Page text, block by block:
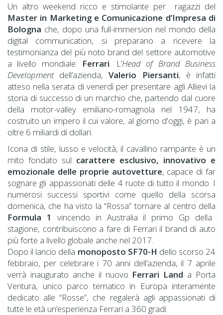
Un altro weekend ricco e stimolante per ragazzi del
Master in Marketing e Comunicazione d’Impresa di
Bologna che, dopo una full-immersion nel mondo della
digital communication, si preparano a ricevere la
testimonianza del più noto brand del settore automotive
a livello mondiale: Ferrari. L’Head of Brand Business
Development dell’azienda,Valerio Piersanti, è infatti
atteso nella serata di venerdì per presentare agli Allievi la
storia di successo di un marchio che, partendo dal cuore
della motor-valley emiliano-romagnola nel 1947, ha
costruito un impero il cui valore, al giorno d'oggi, è pari a
oltre 6 miliardi di dollari.
Icona di stile, lusso e velocità, il cavallino rampante è un
mito fondato sul carattere esclusivo, innovativo e
emozionale delle proprie autovetture, capace di far
sognare gli appassionati delle 4 ruote di tutto il mondo. I
numerosi successi sportivi come quello della scorsa
domenica, che ha visto la “Rossa” tornare al centro della
Formula 1
vincendo in Australia il primo Gp della
stagione, contribuiscono a fare di Ferrari il brand di auto
più forte a livello globale anche nel 2017.
Dopo il lancio della monoposto SF70-H dello scorso 24
febbraio, per celebrare i 70 anni dell’azienda, il 7 aprile
verrà inaugurato anche il nuovo Ferrari Land a Porta
Ventura, unico parco tematico in Europa interamente
dedicato alle “Rosse”, che regalerà agli appassionati di
tutte le età un’esperienza Ferrari a 360 gradi.